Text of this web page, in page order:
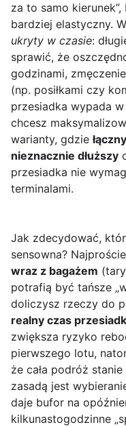
za to samo
bardziej elastyczny.
ukryty w czasie:
sprawić, że
godzinami,
(np. posiłkami czy
przesiadka wypada
chcesz
warianty, gdzie
nieznacznie dłuższy
przesiadka nie
terminalami.
Jak zdecydować,
sensowna?
wraz z bagażem
potrafią być tańsze
doliczysz rzeczy do
realny czas
zwiększa ryzyko
pierwszego lotu,
że cała podróż stanie
zasadą jest
daje bufor na
kilkunastogodzinne